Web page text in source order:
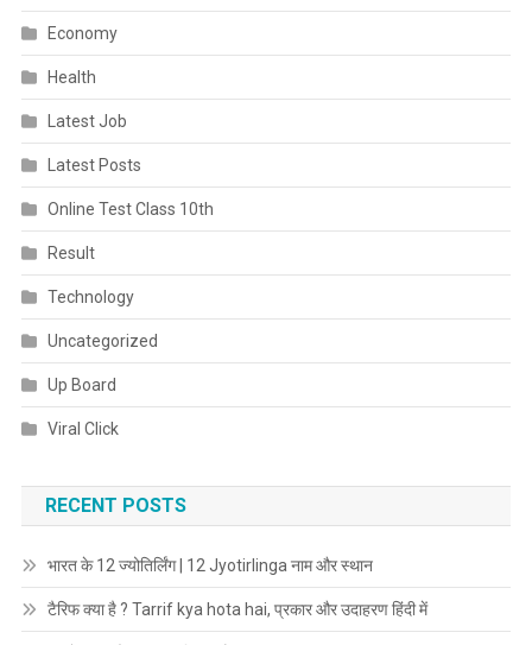
Economy
Health
Latest Job
Latest Posts
Online Test Class 10th
Result
Technology
Uncategorized
Up Board
Viral Click
RECENT POSTS
भारत के 12 ज्योतिर्लिंग | 12 Jyotirlinga नाम और स्थान
टैरिफ क्या है ? Tarrif kya hota hai, प्रकार और उदाहरण हिंदी में